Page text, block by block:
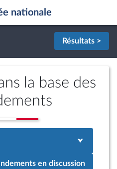
nationale
Résultats >
la base des
en discussion